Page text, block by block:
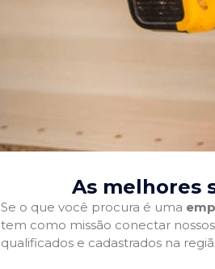
As melhores
Se o que você procura é uma
tem como missão conectar
qualificados e cadastrados na